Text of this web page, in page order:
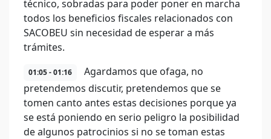
técnico, sobradas para poder poner en marcha
todos los beneficios fiscales relacionados con
SACOBEU sin necesidad de esperar a más
trámites.
01:05 - 01:16
Agardamos que ofaga, no
pretendemos discutir, pretendemos que se
tomen canto antes estas decisiones porque ya
se está poniendo en serio peligro la posibilidad
de algunos patrocinios si no se toman estas